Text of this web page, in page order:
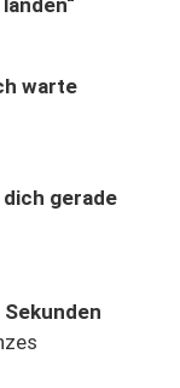
warte
gerade